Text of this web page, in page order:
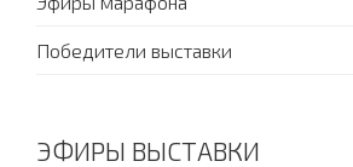
Победители выставки
ЭФИРЫ ВЫСТАВКИ